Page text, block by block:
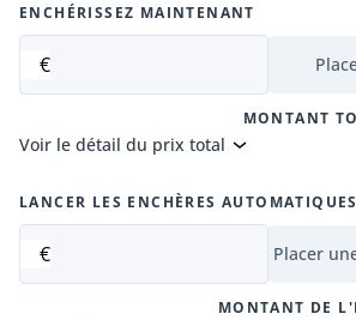
ENCHÉRISSEZ MAINTENANT
€
MONTANT
Voir le détail du prix total
LANCER LES ENCHÈRES AUTOMATIQUES
€ Placer
MONTANT DE